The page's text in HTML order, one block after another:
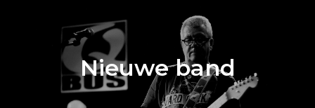
Nieuwe band